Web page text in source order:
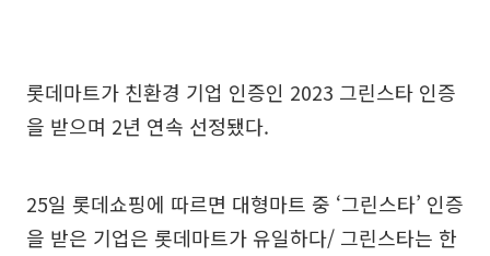
롯데마트가 친환경 기업 인증인 2023 그린스타 인증
을 받으며 2년 연속 선정됐다.
25일 롯데쇼핑에 따르면 대형마트 중 ‘그린스타’ 인증
을 받은 기업은 롯데마트가 유일하다/ 그린스타는 한